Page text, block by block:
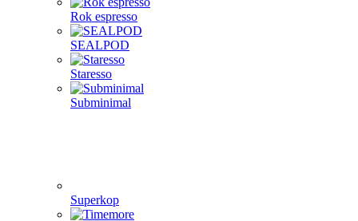
Rok espresso
SEALPOD
Staresso
Subminimal
Superkop